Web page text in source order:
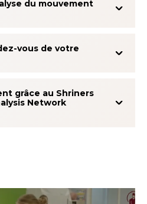
du mouvement
vous de votre
grâce au Shriners
Network